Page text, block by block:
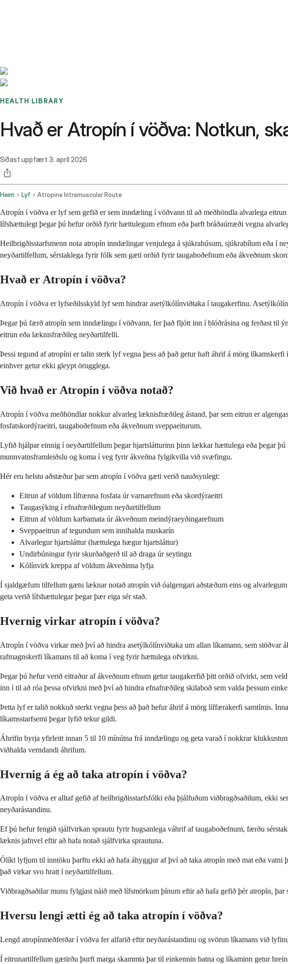
HEALTH LIBRARY
Hvað er Atropín í vöðva: Notkun,
Síðast uppfært 3. apríl 2026
Heim Lyf Atropine Intramuscular Route
Atropín í vöðva er lyf sem gefið er sem inndæling í vöðvann til að meðhöndla alvarlega
lífshættulegt þegar þú hefur orðið fyrir hættulegum efnum eða þarft bráðaúrræði vegna
Heilbrigðisstarfsmenn nota atropín inndælingar venjulega á sjúkrahúsum, sjúkrabílum eða í
neyðartilfellum, sérstaklega fyrir fólk sem gæti orðið fyrir taugaboðefnum eða ákveðnum
Hvað er Atropín í vöðva?
Atropín í vöðva er lyfseðilsskyld lyf sem hindrar asetýlkólínviðtaka í taugakerfinu.
Þegar þú færð atropín sem inndælingu í vöðvann, fer það fljótt inn í blóðrásina og ferðast til
eitrun eða læknisfræðileg neyðartilfelli.
Þessi tegund af atropíni er talin sterk lyf vegna þess að það getur haft áhrif á mörg
einhver getur ekki gleypt örugglega.
Við hvað er Atropín í vöðva notað?
Atropín í vöðva meðhöndlar nokkur alvarleg læknisfræðileg ástand, þar sem eitrun er
fosfatskordýraeitri, taugaboðefnum eða ákveðnum sveppaeiturum.
Lyfið hjálpar einnig í neyðartilfellum þegar hjartslátturinn þinn lækkar hættulega eða þegar
munnvatnsframleiðslu og koma í veg fyrir ákveðna fylgikvilla við svæfingu.
Hér eru helstu aðstæður þar sem atropín í vöðva gæti verið nauðsynlegt:
Eitrun af völdum lífrænna fosfata úr varnarefnum eða skordýraeitri
Taugasýking í efnafræðilegum neyðartilfellum
Eitrun af völdum karbamata úr ákveðnum meindýraeyðingarefnum
Sveppaeitrun af tegundum sem innihalda muskarín
Alvarlegur hjartsláttur (hættulega hægur hjartsláttur)
Undirbúningur fyrir skurðaðgerð til að draga úr seytingu
Kólínvirk kreppa af völdum ákveðinna lyfja
Í sjaldgæfum tilfellum gætu læknar notað atropín við óalgengari aðstæðum eins og alvarlegum
geta verið lífshættulegar þegar þær eiga sér stað.
Hvernig virkar atropín í vöðva?
Atropín í vöðva virkar með því að hindra asetýlkólínviðtaka um allan líkamann, sem stöðvar
rafmagnskerfi líkamans til að koma í veg fyrir hættulega ofvirkni.
Þegar þú hefur verið eitraður af ákveðnum efnum getur taugakerfið þitt orðið ofvirkt, sem
inn í til að róa þessa ofvirkni með því að hindra efnafræðileg skilaboð sem valda þessum
Þetta lyf er talið nokkuð sterkt vegna þess að það hefur áhrif á mörg líffærakerfi samtímis.
líkamsstarfsemi þegar lyfið tekur gildi.
Áhrifin byrja yfirleitt innan 5 til 10 mínútna frá inndælingu og geta varað í nokkrar
viðhalda verndandi áhrifum.
Hvernig á ég að taka atropín í vöðva?
Atropín í vöðva er alltaf gefið af heilbrigðisstarfsfólki eða þjálfuðum viðbragðsaðilum, ekki
neyðarástandinu.
Ef þú hefur fengið sjálfvirkan sprautu fyrir hugsanlega váhrif af taugaboðefnum, færðu
læknis jafnvel eftir að hafa notað sjálfvirka sprautuna.
Ólíkt lyfjum til inntöku þarftu ekki að hafa áhyggjur af því að taka atropín með mat eða
það virkar svo hratt í neyðartilfellum.
Viðbragðsaðilar munu fylgjast náið með lífsmörkum þínum eftir að hafa gefið þér atropín,
Hversu lengi ætti ég að taka atropín í vöðva?
Lengd atropínmeðferðar í vöðva fer alfarið eftir neyðarástandinu og svörun líkamans við
Í eitrunartilfellum gætirðu þurft marga skammta þar til einkennin batna og líkaminn getur